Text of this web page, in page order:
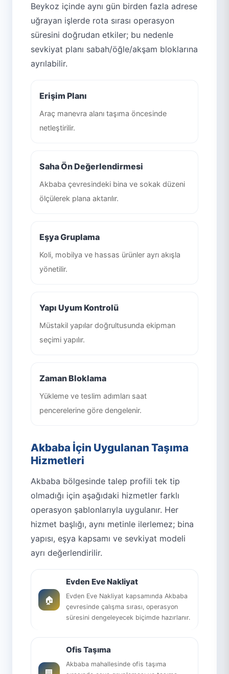
Beykoz içinde aynı gün birden fazla adrese
uğrayan işlerde rota sırası operasyon
süresini doğrudan etkiler; bu nedenle
sevkiyat planı sabah/öğle/akşam bloklarına
ayrılabilir.
Erişim Planı
Araç manevra alanı taşıma öncesinde
netleştirilir.
Saha Ön Değerlendirmesi
Akbaba çevresindeki bina ve sokak düzeni
ölçülerek plana aktarılır.
Eşya Gruplama
Koli, mobilya ve hassas ürünler ayrı akışla
yönetilir.
Yapı Uyum Kontrolü
Müstakil yapılar doğrultusunda ekipman
seçimi yapılır.
Zaman Bloklama
Yükleme ve teslim adımları saat
pencerelerine göre dengelenir.
Akbaba İçin Uygulanan Taşıma
Hizmetleri
Akbaba bölgesinde talep profili tek tip
olmadığı için aşağıdaki hizmetler farklı
operasyon şablonlarıyla uygulanır. Her
hizmet başlığı, aynı metinle ilerlemez; bina
yapısı, eşya kapsamı ve sevkiyat modeli
ayrı değerlendirilir.
🏠
Evden Eve Nakliyat
Evden Eve Nakliyat kapsamında Akbaba
çevresinde çalışma sırası, operasyon
süresini dengeleyecek biçimde hazırlanır.
Ofis Taşıma
Akbaba mahallesinde ofis taşıma